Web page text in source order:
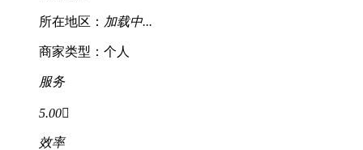
所在地区： 加载中...
商家类型：个人
服务
5.00
效率